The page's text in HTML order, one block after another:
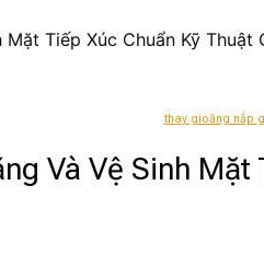
Tiếp Xúc Chuẩn Kỹ
thay gioăng nắp
Và Vệ Sinh